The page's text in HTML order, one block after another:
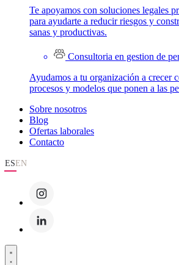
Te apoyamos con soluciones legales
para ayudarte a reducir riesgos y
sanas y productivas.
Consultoria en gestion de
Ayudamos a tu organización a crecer
procesos y modelos que ponen a las
Sobre nosotros
Blog
Ofertas laborales
Contacto
ESEN